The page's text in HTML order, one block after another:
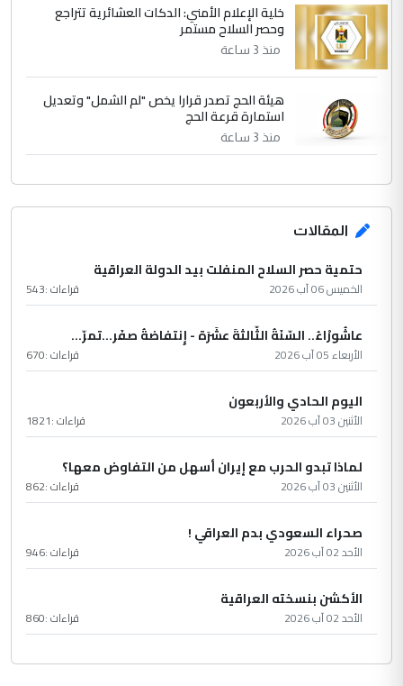
خلية الإعلام الأمني: الدكات العشائرية تتراجع
وحصر السلاح مستمر
منذ 3 ساعة
هيئة الحج تصدر قرارا يخص "لم الشمل" وتعديل
استمارة قرعة الحج
منذ 3 ساعة
المقالات
حتمية حصر السلاح المنفلت بيد الدولة العراقية
الخميس 06 آب 2026 قراءات :543
عاشُورْاءُ.. السّنَةُ الثّالثةَ عشَرَة - إِنتفاضةُ صفَر…تمرّ...
الأربعاء 05 آب 2026 قراءات :670
اليوم الحادي والأربعون
الأثنين 03 آب 2026 قراءات :1821
لماذا تبدو الحرب مع إيران أسهل من التفاوض معها؟
الأثنين 03 آب 2026 قراءات :862
صحراء السعودي بدم العراقي !
الأحد 02 آب 2026 قراءات :946
الأكشن بنسخته العراقية
الأحد 02 آب 2026 قراءات :860